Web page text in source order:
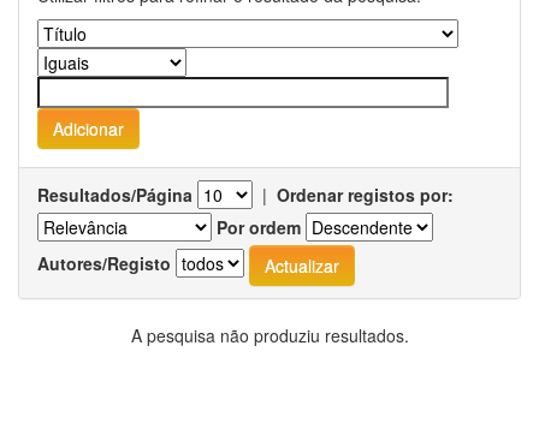
Resultados/Página | Ordenar registos por:
Por ordem
Autores/Registo
A pesquisa não produziu resultados.